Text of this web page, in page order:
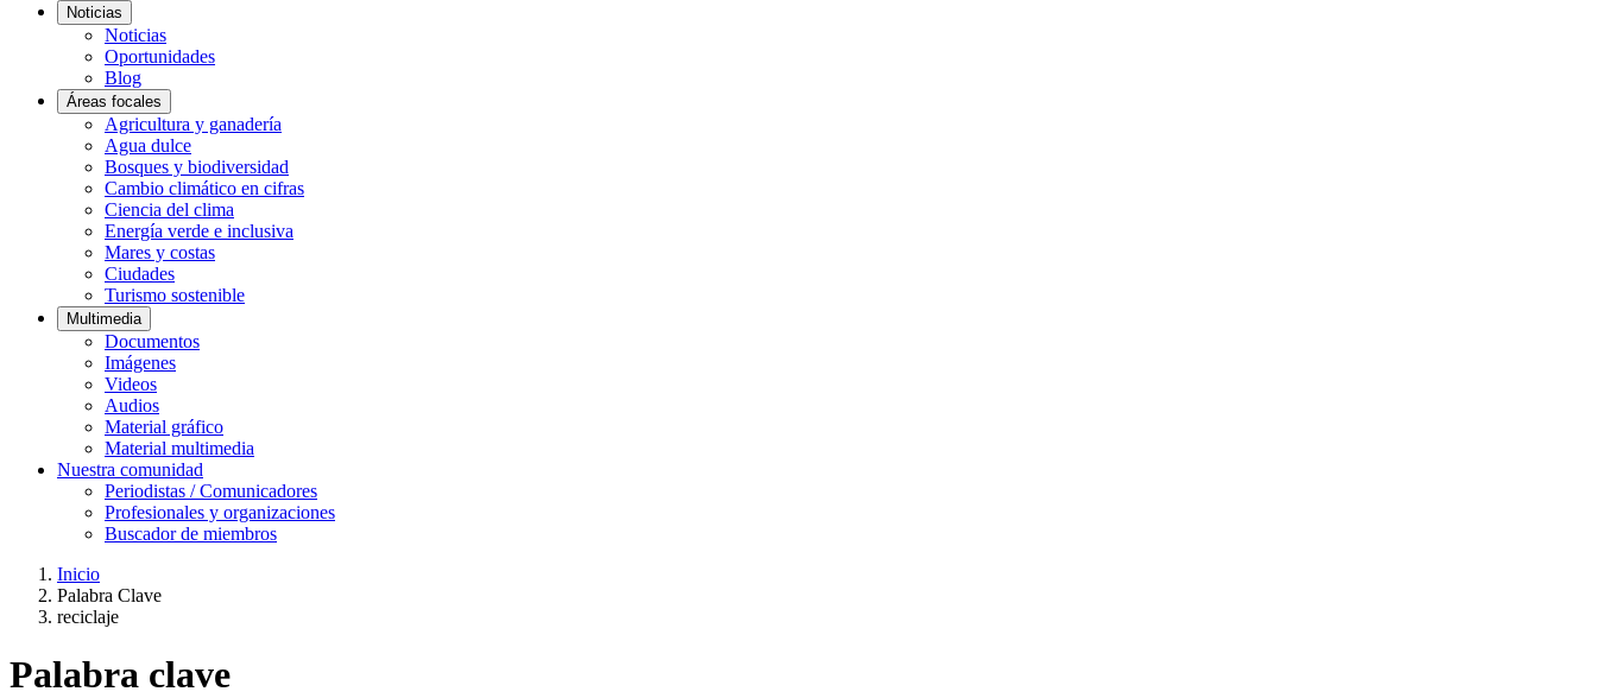
Noticias
Noticias
Oportunidades
Blog
Áreas focales
Agricultura y ganadería
Agua dulce
Bosques y biodiversidad
Cambio climático en cifras
Ciencia del clima
Energía verde e inclusiva
Mares y costas
Ciudades
Turismo sostenible
Multimedia
Documentos
Imágenes
Videos
Audios
Material gráfico
Material multimedia
Nuestra comunidad
Periodistas / Comunicadores
Profesionales y organizaciones
Buscador de miembros
Ruta
navegación
Inicio
Palabra Clave
reciclaje
Palabra clave